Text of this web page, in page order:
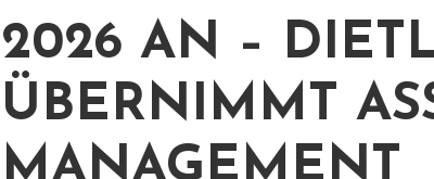
2026 AN –
ÜBERNIMMT
MANAGEMENT